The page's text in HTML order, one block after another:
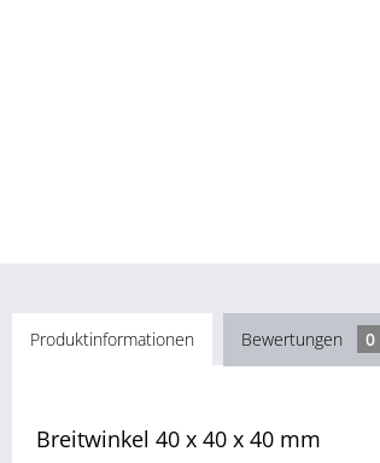
Produktinformationen Bewertungen 0
Breitwinkel 40 x 40 x 40 mm